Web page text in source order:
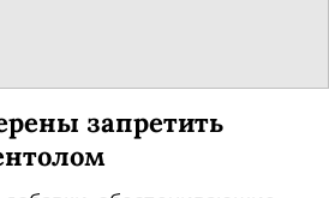
запретить